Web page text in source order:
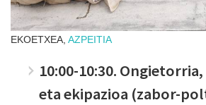
EKOETXEA, AZPEITIA
10:00-10:30.
eta ekipazioa (zabor-